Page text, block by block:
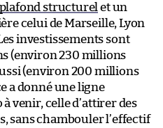
structurel et un
celui de Marseille, Lyon
investissements sont
(environ 230 millions
(environ 200 millions
a donné une ligne
venir, celle d’attirer des
sans chambouler l’effectif